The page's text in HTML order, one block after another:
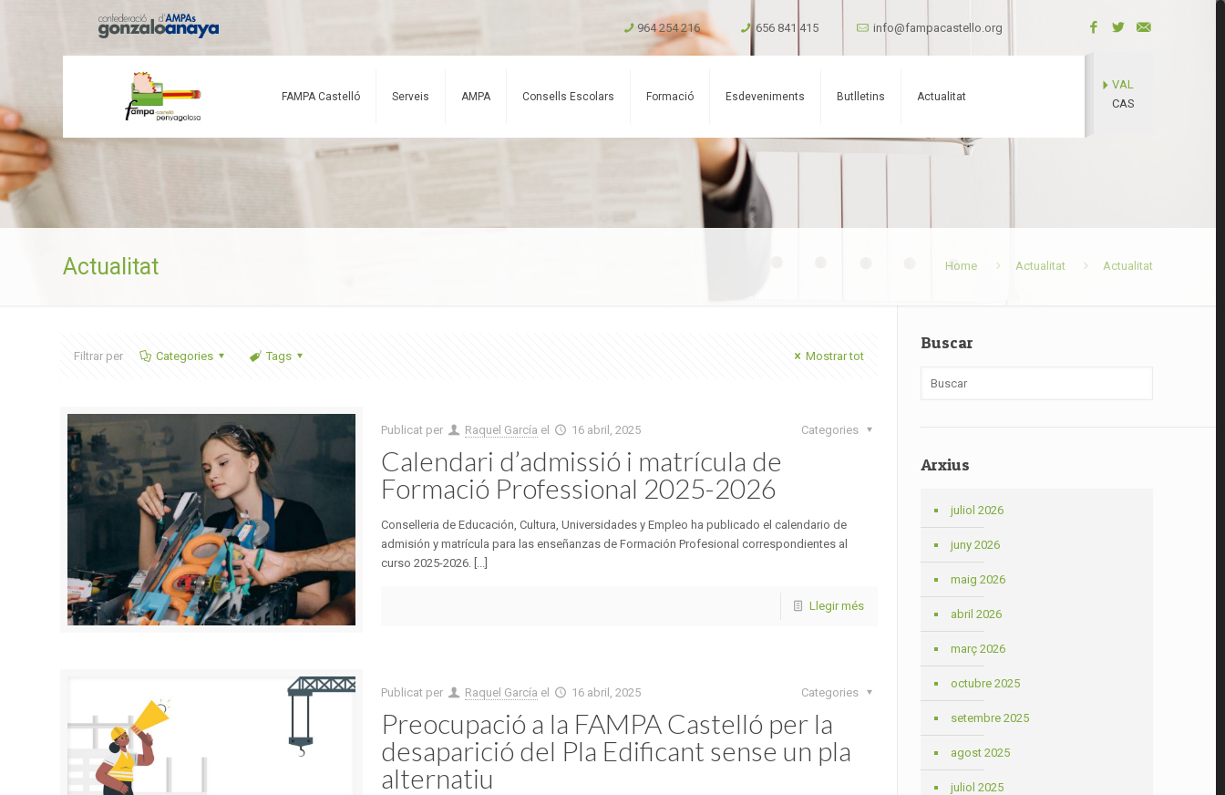
964 254 216 656 841 415 info@fampacastello.org
FAMPA Castelló Serveis AMPA Consells Escolars Formació Esdeveniments Butlletins Actualitat
VAL
CAS
Actualitat Home Actualitat Actualitat
Filtrar per Categories Tags Mostrar tot
Publicat per Raquel García el 16 abril, 2025 Categories
Calendari d’admissió i matrícula de
Formació Professional 2025-2026
Conselleria de Educación, Cultura, Universidades y Empleo ha publicado el calendario de
admisión y matrícula para las enseñanzas de Formación Profesional correspondientes al
curso 2025-2026. [...]
Llegir més
Publicat per Raquel García el 16 abril, 2025 Categories
Preocupació a la FAMPA Castelló per la
desaparició del Pla Edificant sense un pla
alternatiu
Buscar
Arxius
juliol 2026
juny 2026
maig 2026
abril 2026
març 2026
octubre 2025
setembre 2025
agost 2025
juliol 2025